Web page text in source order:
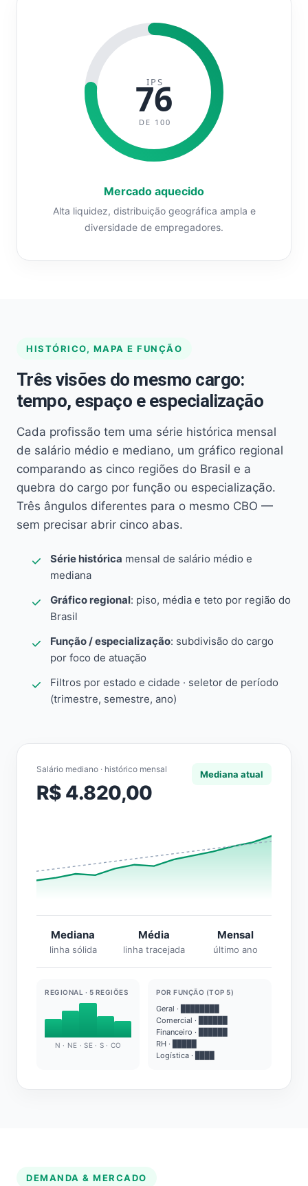
IPS
76
DE 100
Mercado aquecido
Alta liquidez, distribuição geográfica ampla e
diversidade de empregadores.
HISTÓRICO, MAPA E FUNÇÃO
Três visões do mesmo cargo:
tempo, espaço e especialização
Cada profissão tem uma série histórica mensal
de salário médio e mediano, um gráfico regional
comparando as cinco regiões do Brasil e a
quebra do cargo por função ou especialização.
Três ângulos diferentes para o mesmo CBO —
sem precisar abrir cinco abas.
Série histórica mensal de salário médio e
mediana
Gráfico regional: piso, média e teto por região do
Brasil
Função / especialização: subdivisão do cargo
por foco de atuação
Filtros por estado e cidade · seletor de período
(trimestre, semestre, ano)
Salário mediano · histórico mensal
R$ 4.820,00
Mediana atual
Mediana
linha sólida
Média
linha tracejada
Mensal
último ano
REGIONAL · 5 REGIÕES
N · NE · SE · S · CO
POR FUNÇÃO (TOP 5)
Geral · ████████
Comercial · ██████
Financeiro · ██████
RH · █████
Logística · ████
DEMANDA & MERCADO